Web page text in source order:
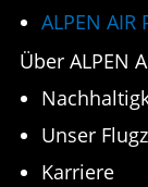
ALPEN
Über ALPEN
Unser
Karriere